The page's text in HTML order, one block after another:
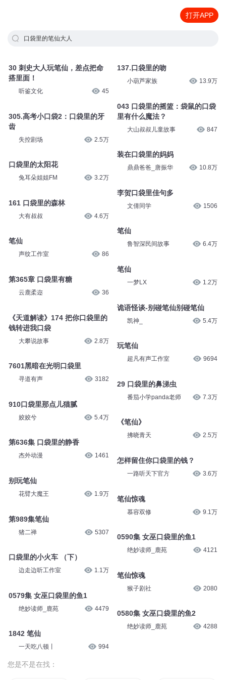
打开APP
口袋里的笔仙大人
30 刺史大人玩笔仙，差点把命
搭里面！
听鉴文化 45
305.高考小口袋2：口袋里的牙
齿
失控剧场 2.5万
口袋里的太阳花
兔耳朵姐姐FM 3.2万
161 口袋里的森林
大有叔叔 4.6万
笔仙
声纹工作室 86
第365章 口袋里有糖
云鹿柔迩 36
《天道解读》174 把你口袋里的
钱转进我口袋
大攀说故事 2.8万
7601黑暗在光明口袋里
寻道有声 3182
910口袋里那点儿猫腻
姣姣兮 5.4万
第636集 口袋里的静香
杰外动漫 1461
别玩笔仙
花臂大魔王 1.9万
第989集笔仙
猪二禅 5307
口袋里的小火车 （下）
边走边听工作室 1.1万
0579集 女巫口袋里的鱼1
绝妙读师_鹿苑 4479
1842 笔仙
一天吃八顿丨 994
137.口袋里的吻
小葫芦家族 13.9万
043 口袋里的摇篮：袋鼠的口袋
里有什么魔法？
大山叔叔儿童故事 847
装在口袋里的妈妈
鼎鼎爸爸_唐振华 10.8万
李贺口袋里佳句多
文倩同学 1506
笔仙
鲁智深民间故事 6.4万
笔仙
一梦LX 1.2万
诡语怪谈-别碰笔仙别碰笔仙
凯神_ 5.4万
玩笔仙
超凡有声工作室 9694
29 口袋里的鼻涕虫
番茄小学panda老师 7.3万
《笔仙》
拂晓青天 2.5万
怎样留住你口袋里的钱？
一路听天下官方 3.6万
笔仙惊魂
慕容双修 9.1万
0590集 女巫口袋里的鱼1
绝妙读师_鹿苑 4121
笔仙惊魂
猴子剧社 2080
0580集 女巫口袋里的鱼2
绝妙读师_鹿苑 4288
您是不是在找：